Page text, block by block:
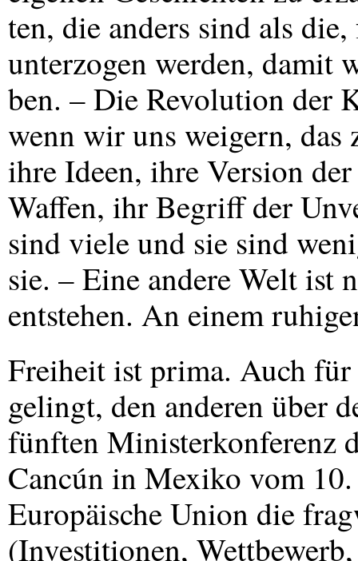
ten, die anders sind als
unterzogen werden, damit
ben. – Die Revolution der
wenn wir uns weigern, das
ihre Ideen, ihre Version
Waffen, ihr Begriff der
sind viele und sie sind
sie. – Eine andere Welt ist
entstehen. An einem
Freiheit ist prima. Auch für
gelingt, den anderen über
fünften Ministerkonferenz
Cancún in Mexiko vom
Europäische Union die
(Investitionen,